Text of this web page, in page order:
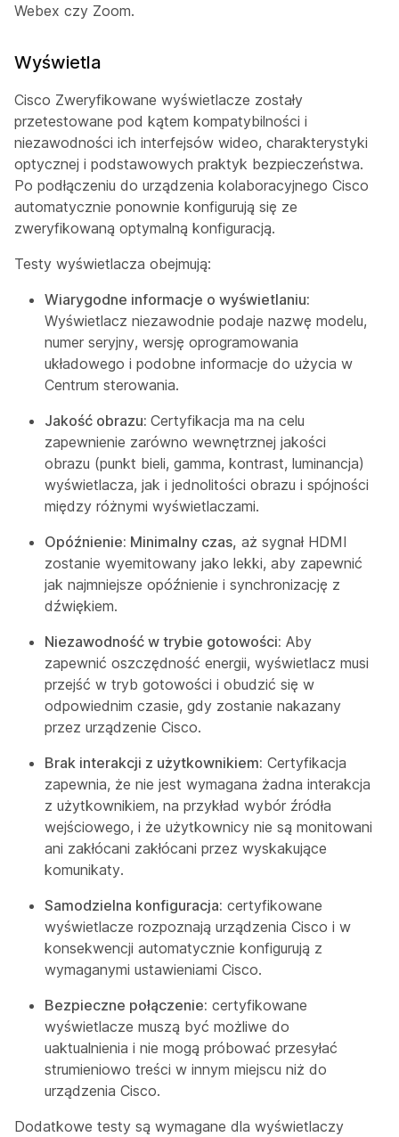
Webex czy Zoom.
Wyświetla
Cisco Zweryfikowane wyświetlacze zostały
przetestowane pod kątem kompatybilności i
niezawodności ich interfejsów wideo, charakterystyki
optycznej i podstawowych praktyk bezpieczeństwa.
Po podłączeniu do urządzenia kolaboracyjnego Cisco
automatycznie ponownie konfigurują się ze
zweryfikowaną optymalną konfiguracją.
Testy wyświetlacza obejmują:
Wiarygodne informacje o wyświetlaniu:
Wyświetlacz niezawodnie podaje nazwę modelu,
numer seryjny, wersję oprogramowania
układowego i podobne informacje do użycia w
Centrum sterowania.
Jakość obrazu: Certyfikacja ma na celu
zapewnienie zarówno wewnętrznej jakości
obrazu (punkt bieli, gamma, kontrast, luminancja)
wyświetlacza, jak i jednolitości obrazu i spójności
między różnymi wyświetlaczami.
Opóźnienie: Minimalny czas, aż sygnał HDMI
zostanie wyemitowany jako lekki, aby zapewnić
jak najmniejsze opóźnienie i synchronizację z
dźwiękiem.
Niezawodność w trybie gotowości: Aby
zapewnić oszczędność energii, wyświetlacz musi
przejść w tryb gotowości i obudzić się w
odpowiednim czasie, gdy zostanie nakazany
przez urządzenie Cisco.
Brak interakcji z użytkownikiem: Certyfikacja
zapewnia, że nie jest wymagana żadna interakcja
z użytkownikiem, na przykład wybór źródła
wejściowego, i że użytkownicy nie są monitowani
ani zakłócani zakłócani przez wyskakujące
komunikaty.
Samodzielna konfiguracja: certyfikowane
wyświetlacze rozpoznają urządzenia Cisco i w
konsekwencji automatycznie konfigurują z
wymaganymi ustawieniami Cisco.
Bezpieczne połączenie: certyfikowane
wyświetlacze muszą być możliwe do
uaktualnienia i nie mogą próbować przesyłać
strumieniowo treści w innym miejscu niż do
urządzenia Cisco.
Dodatkowe testy są wymagane dla wyświetlaczy